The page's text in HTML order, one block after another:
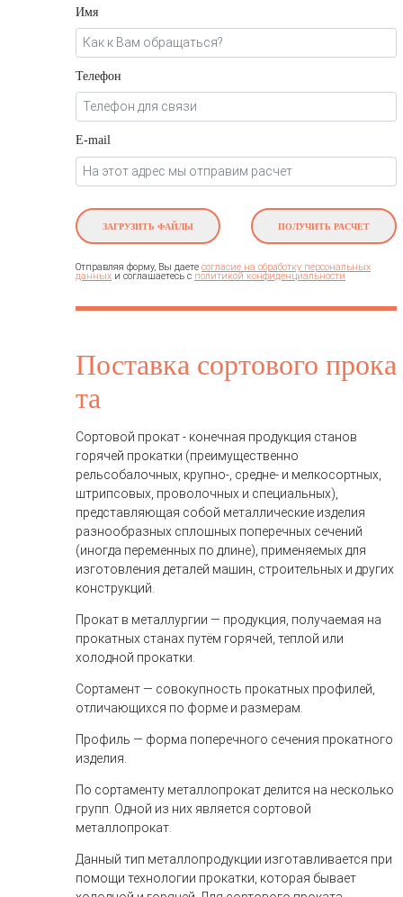
Имя
Телефон
E-mail
ЗАГРУЗИТЬ ФАЙЛЫ ПОЛУЧИТЬ РАСЧЕТ
Отправляя форму, Вы даете согласие на обработку персональных
данных и соглашаетесь c политикой конфиденциальности
Поставка сортового прока
та
Сортовой прокат- конечная продукция станов
горячей прокатки (преимущественно
рельсобалочных, крупно-, средне- и мелкосортных,
штрипсовых, проволочных и специальных),
представляющая собой металлические изделия
разнообразных сплошных поперечных сечений
(иногда переменных по длине), применяемых для
изготовления деталей машин, строительных и других
конструкций.
Прокат в металлургии — продукция, получаемая на
прокатных станах путём горячей, теплой или
холодной прокатки.
Сортамент— совокупность прокатных профилей,
отличающихся по форме и размерам.
Профиль — форма поперечного сечения прокатного
изделия.
По сортаменту металлопрокат делится на несколько
групп. Одной из них является сортовой
металлопрокат.
Данный тип металлопродукции изготавливается при
помощи технологии прокатки, которая бывает